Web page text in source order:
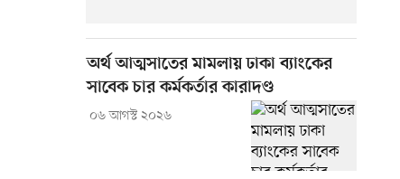
অর্থ আত্মসাতের মামলায় ঢাকা ব্যাংকের
সাবেক চার কর্মকর্তার কারাদণ্ড
০৬ আগস্ট ২০২৬